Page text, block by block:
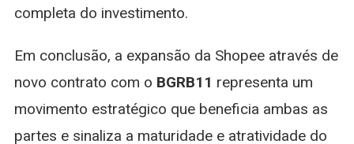
completa do investimento.
Em conclusão, a expansão da Shopee através de
novo contrato com o BGRB11 representa um
movimento estratégico que beneficia ambas as
partes e sinaliza a maturidade e atratividade do